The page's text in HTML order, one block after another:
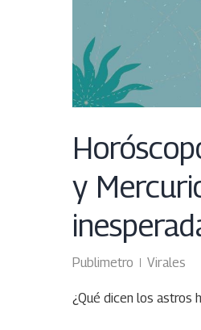
y
Publimetro Virales
¿Qué dicen los astros